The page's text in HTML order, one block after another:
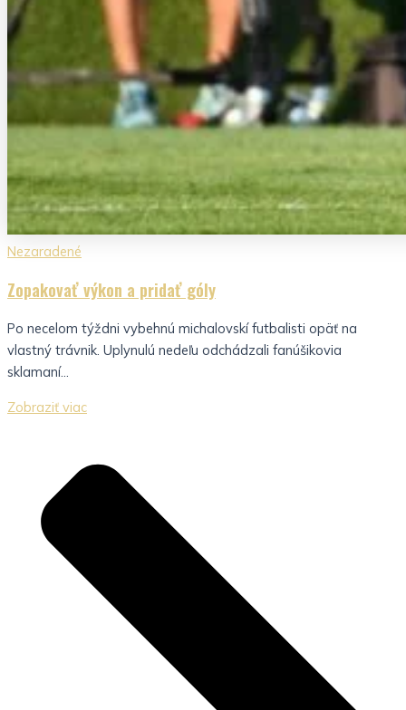
Nezaradené
Zopakovať výkon a pridať góly
Po necelom týždni vybehnú michalovskí futbalisti opäť na
vlastný trávnik. Uplynulú nedeľu odchádzali fanúšikovia
sklamaní...
Zobraziť viac